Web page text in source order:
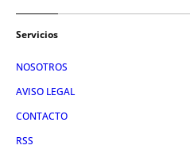
Servicios
NOSOTROS
AVISO LEGAL
CONTACTO
RSS